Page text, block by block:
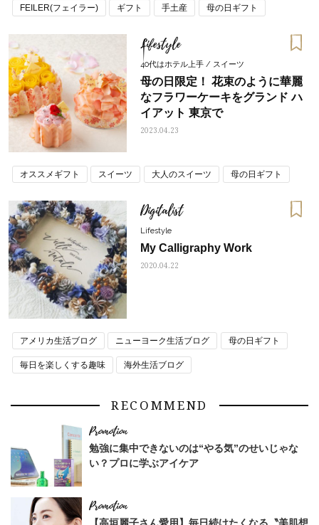
FEILER(フェイラー) ギフト 手土産 母の日ギフト
Lifestyle
40代はホテル上手 / スイーツ
母の日限定！ 花束のように華麗
なフラワーケーキをグランド ハ
イアット 東京で
2023.04.23
オススメギフト スイーツ 大人のスイーツ 母の日ギフト
Digitalist
Lifestyle
My Calligraphy Work
2020.04.22
アメリカ生活ブログ ニューヨーク生活ブログ 母の日ギフト
毎日を楽しくする趣味 海外生活ブログ
なことを仕事にしている40代のインタビュー
RECOMMEND
勉強に集中できないのは“やる気”のせいじゃな
い？プロに学ぶアイケア